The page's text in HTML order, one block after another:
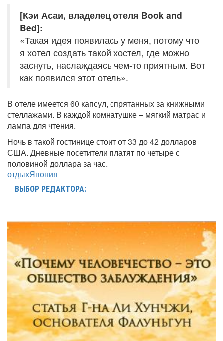
[Кэи Асаи, владелец отеля Book and
Bed]:
«Такая идея появилась у меня, потому что
я хотел создать такой хостел, где можно
заснуть, наслаждаясь чем-то приятным. Вот
как появился этот отель».
В отеле имеется 60 капсул, спрятанных за книжными
стеллажами. В каждой комнатушке – мягкий матрас и
лампа для чтения.
Ночь в такой гостинице стоит от 33 до 42 долларов
США. Дневные посетители платят по четыре с
половиной доллара за час.
отдыхЯпония
ВЫБОР РЕДАКТОРА: